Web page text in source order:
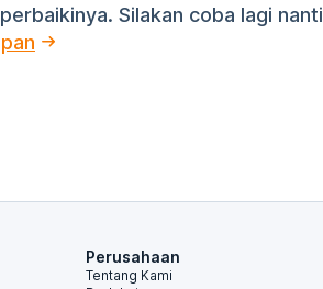
Silakan coba lagi
Perusahaan
Tentang Kami